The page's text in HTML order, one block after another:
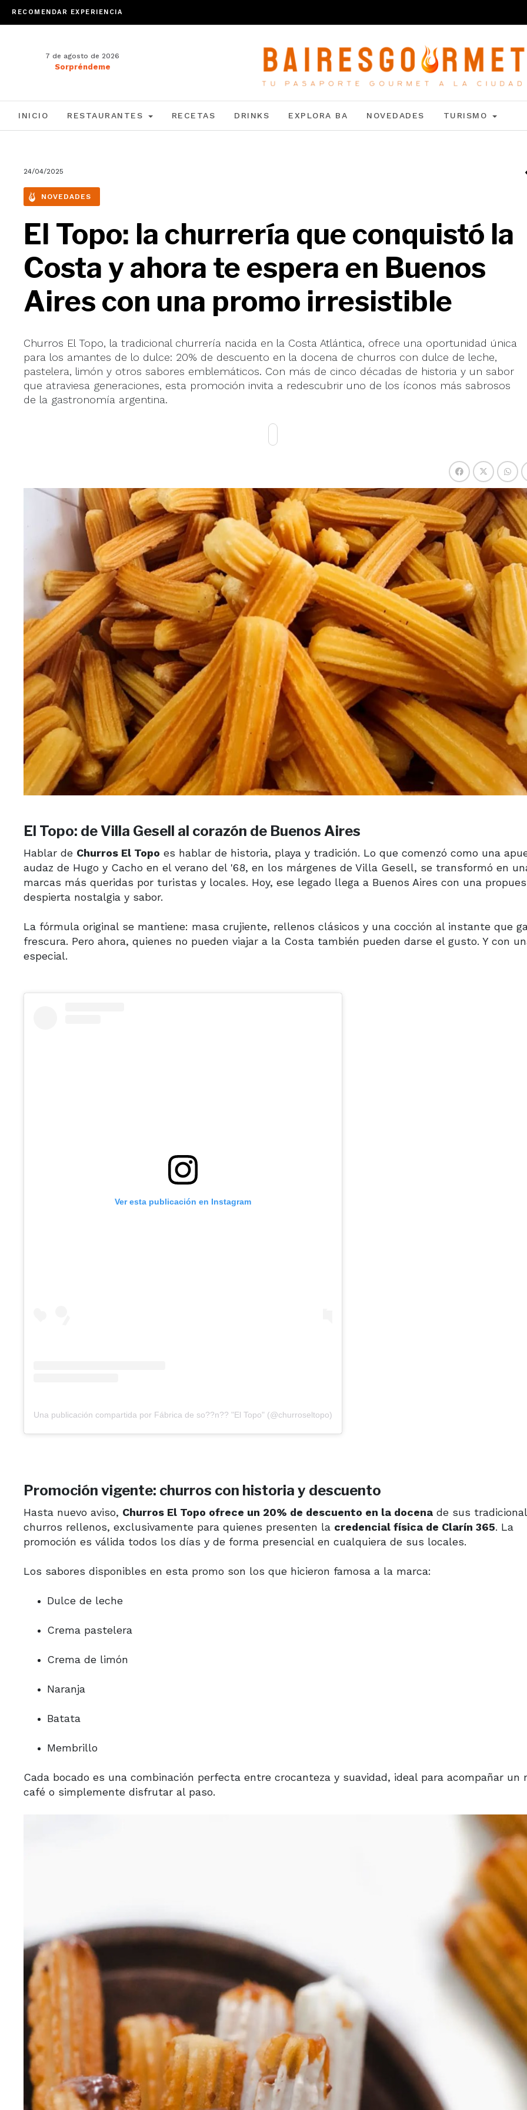
RECOMENDAR EXPERIENCIA
7 de agosto de 2026
Sorpréndeme
INICIO RESTAURANTES RECETAS DRINKS EXPLORA BA NOVEDADES TURISMO
24/04/2025
NOVEDADES
El Topo: la churrería que conquistó la
Costa y ahora te espera en Buenos
Aires con una promo irresistible
Churros El Topo, la tradicional churrería nacida en la Costa Atlántica, ofrece una oportunidad única
para los amantes de lo dulce: 20% de descuento en la docena de churros con dulce de leche,
pastelera, limón y otros sabores emblemáticos. Con más de cinco décadas de historia y un sabor
que atraviesa generaciones, esta promoción invita a redescubrir uno de los íconos más sabrosos
de la gastronomía argentina.
El Topo: de Villa Gesell al corazón de Buenos Aires
Hablar de Churros El Topo es hablar de historia, playa y tradición. Lo que comenzó como una
audaz de Hugo y Cacho en el verano del '68, en los márgenes de Villa Gesell, se transformó en
marcas más queridas por turistas y locales. Hoy, ese legado llega a Buenos Aires con una
despierta nostalgia y sabor.
La fórmula original se mantiene: masa crujiente, rellenos clásicos y una cocción al instante que
frescura. Pero ahora, quienes no pueden viajar a la Costa también pueden darse el gusto. Y con
especial.
Ver esta publicación en Instagram
Una publicación compartida por Fábrica de so??n?? "El Topo" (@churroseltopo)
Promoción vigente: churros con historia y descuento
Hasta nuevo aviso, Churros El Topo ofrece un 20% de descuento en la docena de sus
churros rellenos, exclusivamente para quienes presenten la credencial física de Clarín 365. La
promoción es válida todos los días y de forma presencial en cualquiera de sus locales.
Los sabores disponibles en esta promo son los que hicieron famosa a la marca:
Dulce de leche
Crema pastelera
Crema de limón
Naranja
Batata
Membrillo
Cada bocado es una combinación perfecta entre crocanteza y suavidad, ideal para acompañar un
café o simplemente disfrutar al paso.